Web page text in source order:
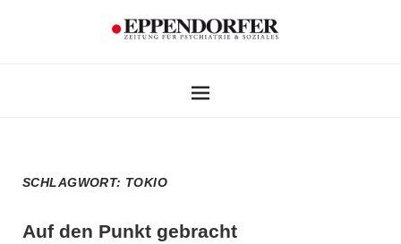
SCHLAGWORT: TOKIO
Auf den Punkt gebracht